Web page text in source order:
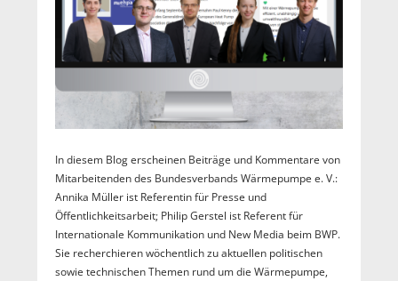
In diesem Blog erscheinen Beiträge und Kommentare von
Mitarbeitenden des Bundesverbands Wärmepumpe e. V.:
Annika Müller ist Referentin für Presse und
Öffentlichkeitsarbeit; Philip Gerstel ist Referent für
Internationale Kommunikation und New Media beim BWP.
Sie recherchieren wöchentlich zu aktuellen politischen
sowie technischen Themen rund um die Wärmepumpe,